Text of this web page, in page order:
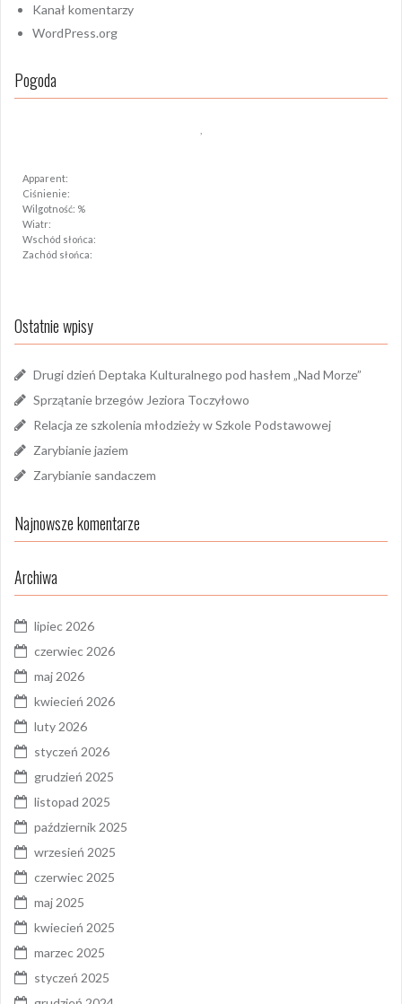
Kanał komentarzy
WordPress.org
Pogoda
Apparent:
Ciśnienie:
Wilgotność: %
Wiatr:
Wschód słońca:
Zachód słońca:
Ostatnie wpisy
Drugi dzień Deptaka Kulturalnego pod hasłem „Nad Morze”
Sprzątanie brzegów Jeziora Toczyłowo
Relacja ze szkolenia młodzieży w Szkole Podstawowej
Zarybianie jaziem
Zarybianie sandaczem
Najnowsze komentarze
Archiwa
lipiec 2026
czerwiec 2026
maj 2026
kwiecień 2026
luty 2026
styczeń 2026
grudzień 2025
listopad 2025
październik 2025
wrzesień 2025
czerwiec 2025
maj 2025
kwiecień 2025
marzec 2025
styczeń 2025